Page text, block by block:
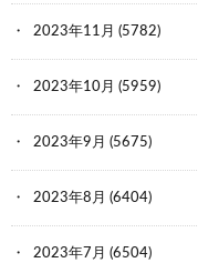
2023年11月 (5782)
2023年10月 (5959)
2023年9月 (5675)
2023年8月 (6404)
2023年7月 (6504)